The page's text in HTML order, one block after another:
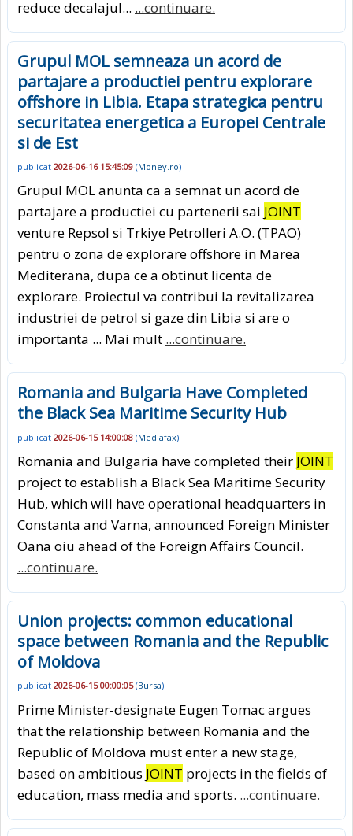
reduce decalajul... ...continuare.
Grupul MOL semneaza un acord de
partajare a productiei pentru explorare
offshore in Libia. Etapa strategica pentru
securitatea energetica a Europei Centrale
si de Est
publicat 2026-06-16 15:45:09 (Money.ro)
Grupul MOL anunta ca a semnat un acord de
partajare a productiei cu partenerii sai JOINT
venture Repsol si Trkiye Petrolleri A.O. (TPAO)
pentru o zona de explorare offshore in Marea
Mediterana, dupa ce a obtinut licenta de
explorare. Proiectul va contribui la revitalizarea
industriei de petrol si gaze din Libia si are o
importanta ... Mai mult ...continuare.
Romania and Bulgaria Have Completed
the Black Sea Maritime Security Hub
publicat 2026-06-15 14:00:08 (Mediafax)
Romania and Bulgaria have completed their JOINT
project to establish a Black Sea Maritime Security
Hub, which will have operational headquarters in
Constanta and Varna, announced Foreign Minister
Oana oiu ahead of the Foreign Affairs Council.
...continuare.
Union projects: common educational
space between Romania and the Republic
of Moldova
publicat 2026-06-15 00:00:05(Bursa)
Prime Minister-designate Eugen Tomac argues
that the relationship between Romania and the
Republic of Moldova must enter a new stage,
based on ambitious JOINT projects in the fields of
education, mass media and sports. ...continuare.